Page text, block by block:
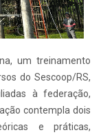
um treinamento
do Sescoop/RS,
à federação,
contempla dois
e práticas,